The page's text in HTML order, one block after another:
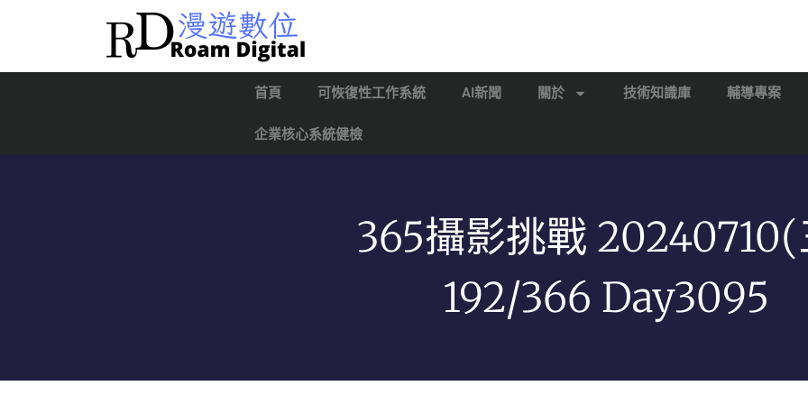
首頁 可恢復性工作系統 AI新聞 關於 技術知識庫 輔導專案
企業核心系統健檢
365攝影挑戰
192/366 Day3095